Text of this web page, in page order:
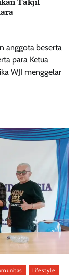
anggota beserta
para Ketua
WJI menggelar
Lifestyle